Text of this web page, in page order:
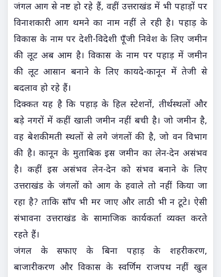
जंगल आग से नष्ट हो रहे हैं, वहीं उत्तराखंड में भी पहाड़ों पर
विनाशकारी आग थमने का नाम नहीं ले रही है। पहाड़ के
विकास के नाम पर देशी-विदेशी पूँजी निवेश के लिए जमीन
की लूट अब आम है। विकास के नाम पर पहाड़ में जमीन
की लूट आसान बनाने के लिए कायदे-कानून में तेजी से
बदलाव हो रहे हैं।
दिक्कत यह है कि पहाड़ के हिल स्टेशनों, तीर्थस्थलों और
बड़े नगरों में कहीं खाली जमीन नहीं बची है। जो जमीन है,
वह बेशकीमती स्थलों से लगे जंगलों की है, जो वन विभाग
की है। कानून के मुताबिक इस जमीन का लेन-देन असंभव
है। कहीं इस असंभव लेन-देन को संभव बनाने के लिए
उत्तराखंड के जंगलों को आग के हवाले तो नहीं किया जा
रहा है? ताकि साँप भी मर जाए और लाठी भी न टूटे। ऐसी
संभावना उत्तराखंड के सामाजिक कार्यकर्ता व्यक्त करते
रहते हैं।
जंगल के सफाए के बिना पहाड़ के शहरीकरण,
बाजारीकरण और विकास के स्वर्णिम राजपथ नहीं खुल